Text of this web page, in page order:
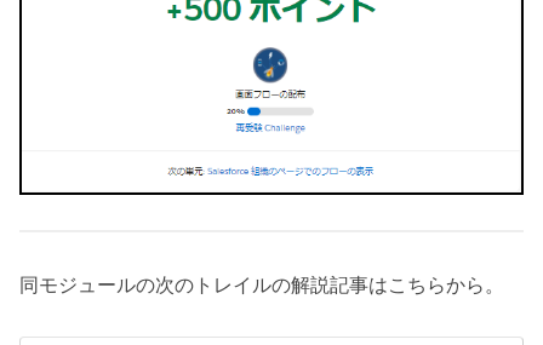
同モジュールの次のトレイルの解説記事はこちらから。